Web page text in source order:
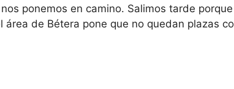
ponemos en camino. Salimos tarde
área de Bétera pone que no quedan plazas